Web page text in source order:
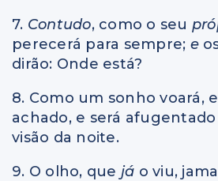
7. Contudo, como o seu
perecerá para sempre; e
dirão: Onde está?
8. Como um sonho voará,
achado, e será
visão da noite.
9. O olho, que já o viu,